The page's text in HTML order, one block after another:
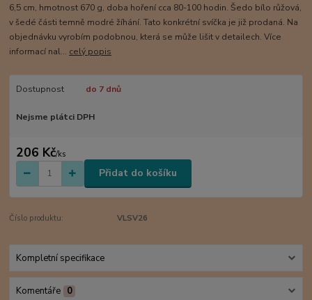
6,5 cm, hmotnost 670 g, doba hoření cca 80-100 hodin. Šedo bílo růžová,
v šedé části temně modré žíhání. Tato konkrétní svíčka je již prodaná. Na
objednávku vyrobím podobnou, která se může lišit v detailech. Více
informací nal... celý popis
Dostupnost do 7 dnů
Nejsme plátci DPH
206 Kč/ks
Přidat do košíku
Číslo produktu: VLSV26
Kompletní specifikace
Komentáře 0